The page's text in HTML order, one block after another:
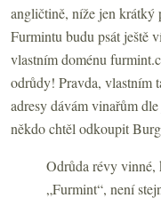
angličtině, níže jen krátký
Furmintu budu psát ještě
vlastním doménu
odrůdy! Pravda, vlastním
adresy dávám vinařům
někdo chtěl odkoupit
Odrůda révy vinné,
„Furmint“, není